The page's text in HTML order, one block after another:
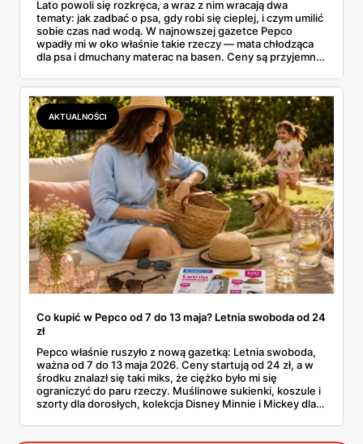
Lato powoli się rozkręca, a wraz z nim wracają dwa
tematy: jak zadbać o psa, gdy robi się cieplej, i czym umilić
sobie czas nad wodą. W najnowszej gazetce Pepco
wpadły mi w oko właśnie takie rzeczy — mata chłodząca
dla psa i dmuchany materac na basen. Ceny są przyjemne:
Zebrałam to, co naprawdę warto rozważyć na ten sezon
— dla czworonoga w domu i dla całej rodziny nad wodą.
AKTUALNOŚCI
Co kupić w Pepco od 7 do 13 maja? Letnia swoboda od 24
zł
Pepco właśnie ruszyło z nową gazetką: Letnia swoboda,
ważna od 7 do 13 maja 2026. Ceny startują od 24 zł, a w
środku znalazł się taki miks, że ciężko było mi się
ograniczyć do paru rzeczy. Muślinowe sukienki, koszule i
szorty dla dorosłych, kolekcja Disney Minnie i Mickey dla
zabawki, akcesoria dla zwierząt i tarasowe drobiazgi w